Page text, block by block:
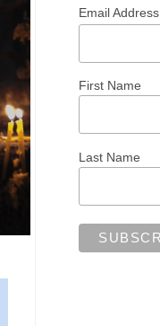
Email Address
First Name
Last Name